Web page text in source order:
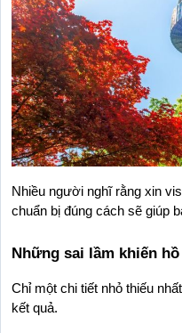
Nhiều người nghĩ rằng xin
chuẩn bị đúng cách sẽ giúp
Những sai lầm khiến
Chỉ một chi tiết nhỏ thiếu
kết quả.